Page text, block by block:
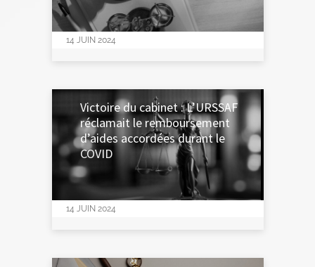
14 JUIN 2024
14 JUIN 2024
Victoire du cabinet : L’URSSAF
réclamait le remboursement
d’aides accordées durant le
COVID